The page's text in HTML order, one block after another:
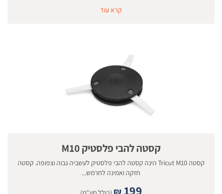
קרא עוד
קסטה להבי פלסטיק M10
קסטה Tricut M10 הינה קסטה להבי פלסטיק לעשביה גבוה וצפופה. קסטה
חזקה ואמינה לחרמש...
199